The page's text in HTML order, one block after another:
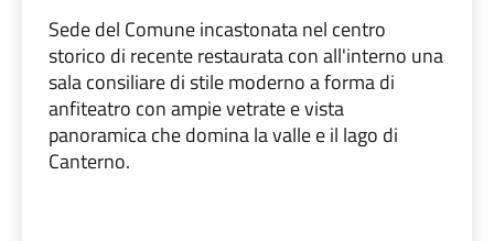
Sede del Comune incastonata nel centro
storico di recente restaurata con all'interno una
sala consiliare di stile moderno a forma di
anfiteatro con ampie vetrate e vista
panoramica che domina la valle e il lago di
Canterno.